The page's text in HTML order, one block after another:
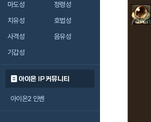
마도성
정령성
치유성
호법성
사격성
음유성
기갑성
아이온 IP 커뮤니티
아이온2 인벤